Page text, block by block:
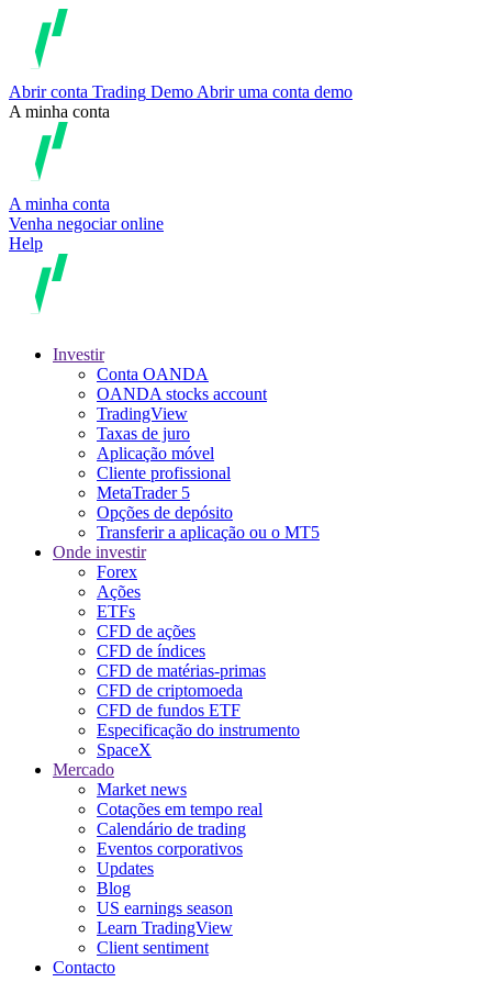
Abrir conta Trading Demo Abrir uma conta demo
A minha conta
A minha conta
Venha negociar online
Help
Investir
Conta OANDA
OANDA stocks account
TradingView
Taxas de juro
Aplicação móvel
Cliente profissional
MetaTrader 5
Opções de depósito
Transferir a aplicação ou o MT5
Onde investir
Forex
Ações
ETFs
CFD de ações
CFD de índices
CFD de matérias-primas
CFD de criptomoeda
CFD de fundos ETF
Especificação do instrumento
SpaceX
Mercado
Market news
Cotações em tempo real
Calendário de trading
Eventos corporativos
Updates
Blog
US earnings season
Learn TradingView
Client sentiment
Contacto